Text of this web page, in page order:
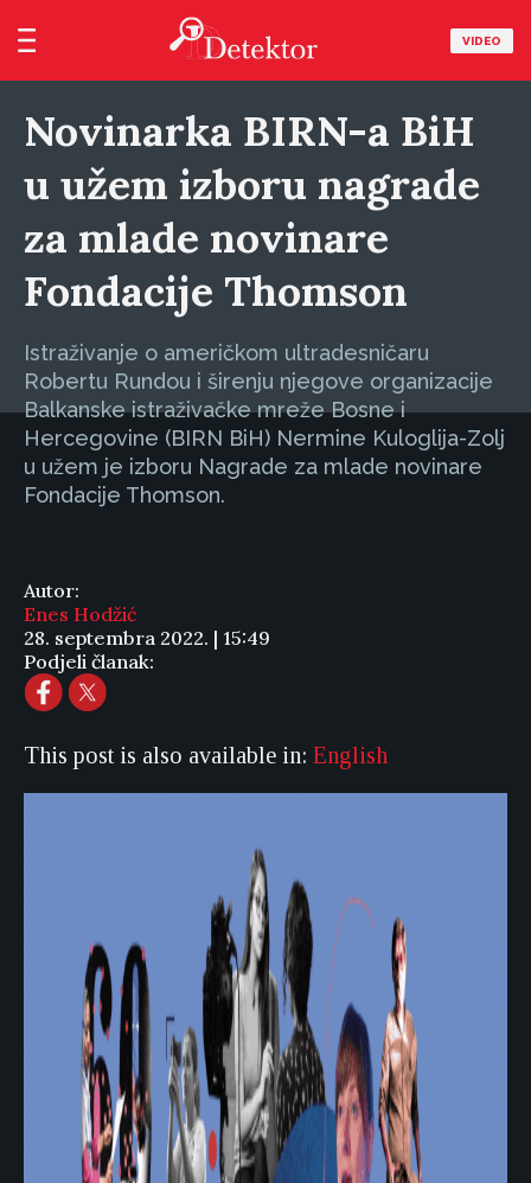
VIDEO
Novinarka BIRN-a BiH
u užem izboru nagrade
za mlade novinare
Fondacije Thomson
Istraživanje o američkom ultradesničaru
Robertu Rundou i širenju njegove organizacije
Balkanske istraživačke mreže Bosne i
Hercegovine (BIRN BiH) Nermine Kuloglija-Zolj
u užem je izboru Nagrade za mlade novinare
Fondacije Thomson.
Autor:
Enes Hodžić
28. septembra 2022. | 15:49
Podjeli članak:
This post is also available in: English